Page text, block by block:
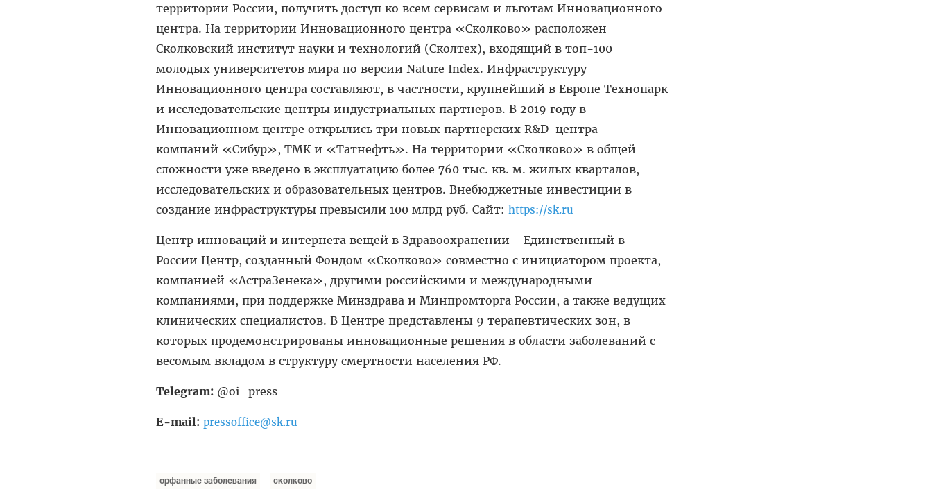
территории России, получить доступ ко всем сервисам и льготам Инновационного
центра. На территории Инновационного центра «Сколково» расположен
Сколковский институт науки и технологий (Сколтех), входящий в топ-100
молодых университетов мира по версии Nature Indeх. Инфраструктуру
Инновационного центра составляют, в частности, крупнейший в Европе Технопарк
и исследовательские центры индустриальных партнеров. В 2019 году в
Инновационном центре открылись три новых партнерских R&D-центра -
компаний «Сибур», ТМК и «Татнефть». На территории «Сколково» в общей
сложности уже введено в эксплуатацию более 760 тыс. кв. м. жилых кварталов,
исследовательских и образовательных центров. Внебюджетные инвестиции в
создание инфраструктуры превысили 100 млрд руб. Сайт: https://sk.ru
Центр инноваций и интернета вещей в Здравоохранении - Единственный в
России Центр, созданный Фондом «Сколково» совместно с инициатором проекта,
компанией «АстраЗенека», другими российскими и международными
компаниями, при поддержке Минздрава и Минпромторга России, а также ведущих
клинических специалистов. В Центре представлены 9 терапевтических зон, в
которых продемонстрированы инновационные решения в области заболеваний с
весомым вкладом в структуру смертности населения РФ.
Telegram: @oi_press
E-mail: pressoffice@sk.ru
орфанные заболевания сколково